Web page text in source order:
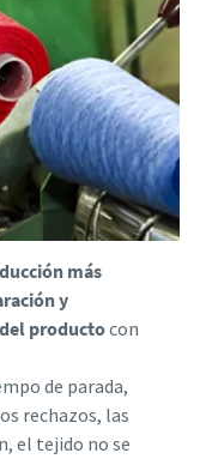
más
y
productocon
de parada,
rechazos, las
el tejido no se